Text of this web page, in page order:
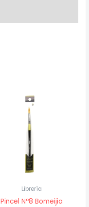
Librería
Pincel Nº8 Bomeijia